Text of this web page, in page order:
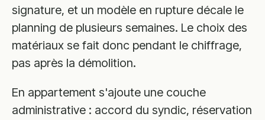
signature, et un modèle en rupture décale le
planning de plusieurs semaines. Le choix des
matériaux se fait donc pendant le chiffrage,
pas après la démolition.
En appartement s'ajoute une couche
administrative : accord du syndic, réservation